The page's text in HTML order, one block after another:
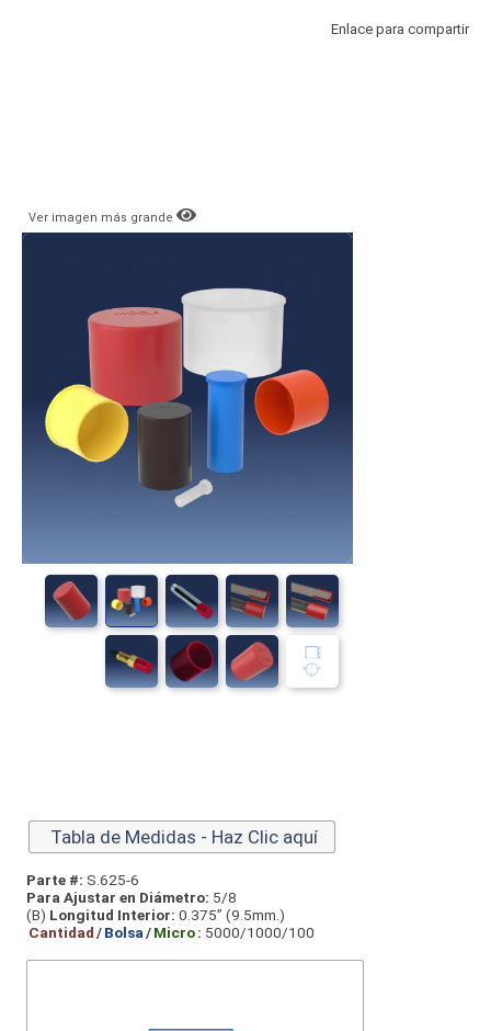
Enlace para compartir
Ver imagen más grande
Tabla de Medidas - Haz Clic aquí
Parte #: S.625-6
Para Ajustar en Diámetro: 5/8
(B) Longitud Interior: 0.375” (9.5mm.)
Cantidad/Bolsa/Micro: 5000/1000/100